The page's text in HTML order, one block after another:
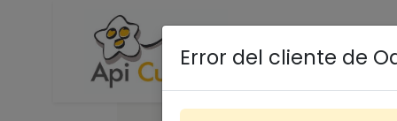
Accueil Boutique
Error del cliente de